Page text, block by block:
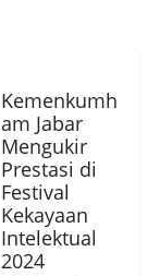
Kemenkumh
am Jabar
Mengukir
Prestasi di
Festival
Kekayaan
Intelektual
2024